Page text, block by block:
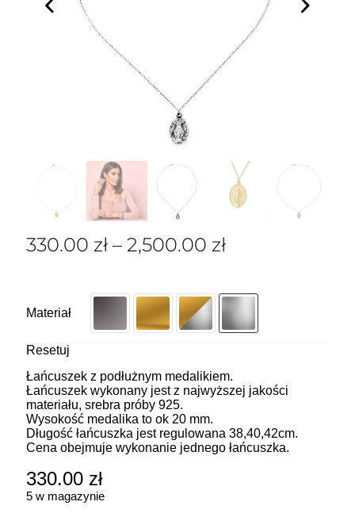
330.00 zł – 2,500.00 zł
Materiał
Resetuj
Łańcuszek z podłużnym medalikiem.
Łańcuszek wykonany jest z najwyższej jakości
materiału, srebra próby 925.
Wysokość medalika to ok 20 mm.
Długość łańcuszka jest regulowana 38,40,42cm.
Cena obejmuje wykonanie jednego łańcuszka.
330.00 zł
5 w magazynie